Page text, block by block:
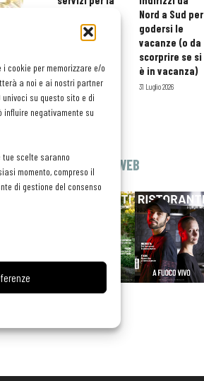
cookie per memorizzare e/o
a noi e ai nostri partner
su questo sito e di
influire negativamente su
scelte saranno
momento, compreso il
di gestione del consenso
orario esteso
e tessera
professionisti
HoReCa
29 Luglio 2026
Nord a Sud per
godersi le
vacanze (o da
scorprire se si
è in vacanza)
31 Luglio 2026
EDICOLA WEB